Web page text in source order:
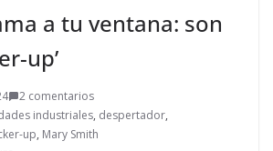
a tu ventana: son
up’
2 comentarios
industriales, despertador,
up, Mary Smith